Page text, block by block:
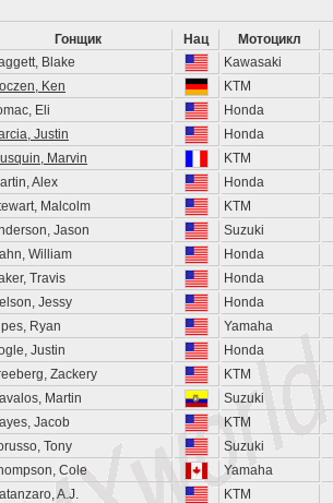
Гонщик Нац
Мотоцикл
Blake
Kawasaki
Ken
KTM
Eli
Honda
Justin
Honda
Marvin
KTM
Alex
Honda
Malcolm
KTM
Jason
Suzuki
William
Honda
Travis
Honda
Jessy
Honda
Ryan
Yamaha
Justin
Honda
Zackery
KTM
Martin
Suzuki
Jacob
KTM
Tony
Suzuki
Cole
Yamaha
A.J.
KTM